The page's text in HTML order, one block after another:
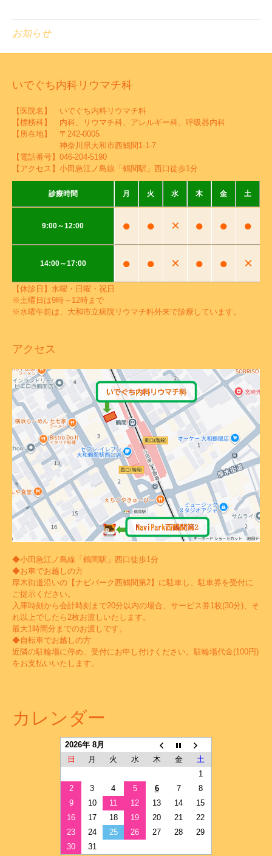
お知らせ
いでぐち内科リウマチ科
【医院名】 いでぐち内科リウマチ科
【標榜科】 内科、リウマチ科、アレルギー科、呼吸器内科
【所在地】 〒242-0005
神奈川県大和市西鶴間1-1-7
【電話番号】 046-204-5190
【アクセス】小田急江ノ島線「鶴間駅」西口徒歩1分
診療時間 月 火 水 木 金 土
9:00～12:00 ● ● × ● ● ●
14:00～17:00 ● ● × ● ● ×
【休診日】水曜・日曜・祝日
※土曜日は9時～12時まで
※水曜午前は、大和市立病院リウマチ科外来で診療しています。
アクセス
◆小田急江ノ島線「鶴間駅」西口徒歩1分
◆お車でお越しの方
厚木街道沿いの【ナビパーク西鶴間第2】に駐車し、駐車券を受付に
ご提示ください。
入庫時刻から会計時刻まで20分以内の場合、サービス券1枚(30分)、そ
れ以上でしたら2枚お渡しいたします。
最大1時間分までのお渡しです。
◆自転車でお越しの方
近隣の駐輪場に停め、受付にお申し付けください。駐輪場代金(100円)
をお支払いいたします。
カレンダー
2026年 8月
日
月 火 水 木 金
土
1
2
3 4 5 6 7
8
9
10 11 12 13 14
15
16
17 18 19 20 21
22
23
24 25 26 27 28
29
30
31